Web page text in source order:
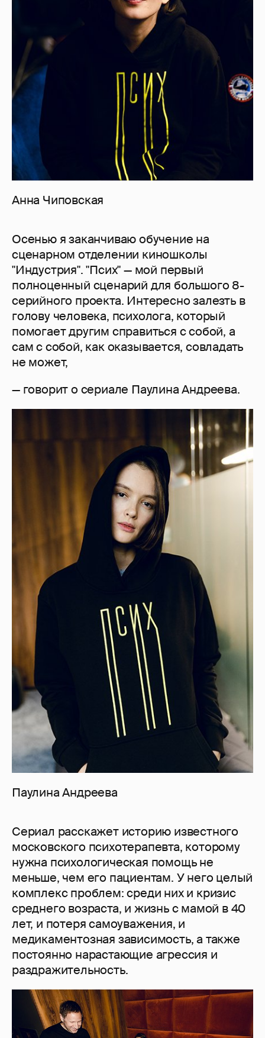
Анна Чиповская
Осенью я заканчиваю обучение на
сценарном отделении киношколы
"Индустрия". "Псих" — мой первый
полноценный сценарий для большого 8-
серийного проекта. Интересно залезть в
голову человека, психолога, который
помогает другим справиться с собой, а
сам с собой, как оказывается, совладать
не может,
— говорит о сериале Паулина Андреева.
Паулина Андреева
Сериал расскажет историю известного
московского психотерапевта, которому
нужна психологическая помощь не
меньше, чем его пациентам. У него целый
комплекс проблем: среди них и кризис
среднего возраста, и жизнь с мамой в 40
лет, и потеря самоуважения, и
медикаментозная зависимость, а также
постоянно нарастающие агрессия и
раздражительность.